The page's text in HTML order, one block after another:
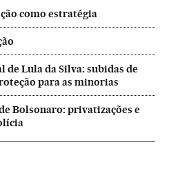
como estratégia
Lula da Silva: subidas de
para as minorias
Bolsonaro: privatizações e